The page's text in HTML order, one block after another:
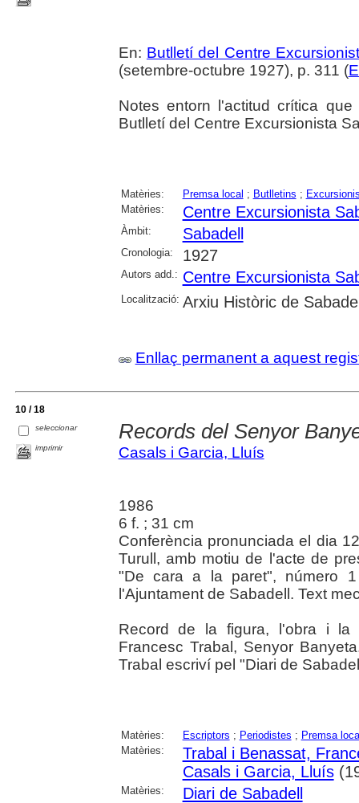
En: Butlletí del Centre
(setembre-octubre 1927), p. 311 (
Notes entorn l'actitud crítica
Butlletí del Centre Excursionista
Matèries: Premsa local ; Butlletins ;
Matèries:
Centre Excursionista
Àmbit: Sabadell
Cronologia: 1927
Autors add.: Centre Excursionista
Localització: Arxiu Històric de
Enllaç permanent a aquest
10 / 18
seleccionar
imprimir
Records del Senyor
Casals i Garcia, Lluís
1986
6 f. ; 31 cm
Conferència pronunciada el dia
Turull, amb motiu de l'acte de
"De cara a la paret", número
l'Ajuntament de Sabadell. Text
Record de la figura, l'obra i la
Francesc Trabal, Senyor
Trabal escriví pel "Diari de
Matèries: Escriptors ; Periodistes ; Premsa
Matèries:
Trabal i Benassat,
Casals i Garcia, Lluís
Matèries: Diari de Sabadell